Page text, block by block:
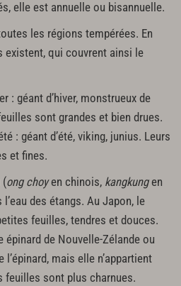
elle est annuelle ou bisannuelle.
les régions tempérées. En
existent, qui couvrent ainsi le
: géant d’hiver, monstrueux de
sont grandes et bien drues.
: géant d’été, viking, junius. Leurs
et fines.
(ong choyen chinois, kangkungen
des étangs. Au Japon, le
feuilles, tendres et douces.
épinard de Nouvelle-Zélande ou
l’épinard, mais elle n’appartient
feuilles sont plus charnues.